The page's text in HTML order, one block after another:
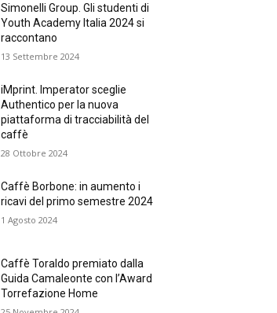
Simonelli Group. Gli studenti di
Youth Academy Italia 2024 si
raccontano
13 Settembre 2024
iMprint. Imperator sceglie
Authentico per la nuova
piattaforma di tracciabilità del
caffè
28 Ottobre 2024
Caffè Borbone: in aumento i
ricavi del primo semestre 2024
1 Agosto 2024
Caffè Toraldo premiato dalla
Guida Camaleonte con l’Award
Torrefazione Home